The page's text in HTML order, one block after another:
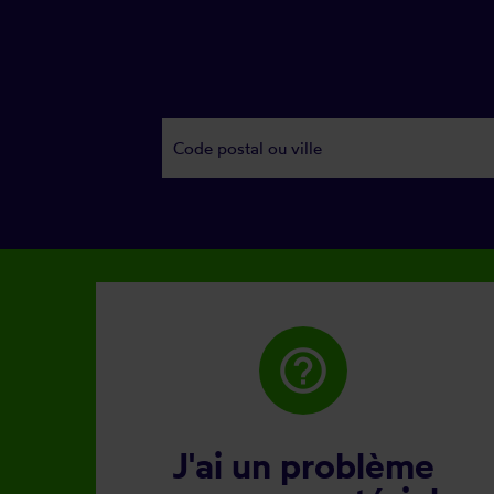
help_outline
J'ai un problème